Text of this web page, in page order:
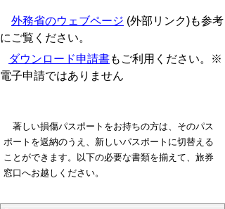
外務省のウェブページ (外部リンク)も参考
にご覧ください。
ダウンロード申請書もご利用ください。※
電子申請ではありません
著しい損傷パスポートをお持ちの方は、そのパス
ポートを返納のうえ、新しいパスポートに切替える
ことができます。以下の必要な書類を揃えて、旅券
窓口へお越しください。